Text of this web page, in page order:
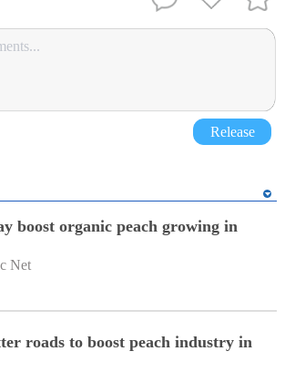
Release
boost organic peach growing in
Net
roads to boost peach industry in